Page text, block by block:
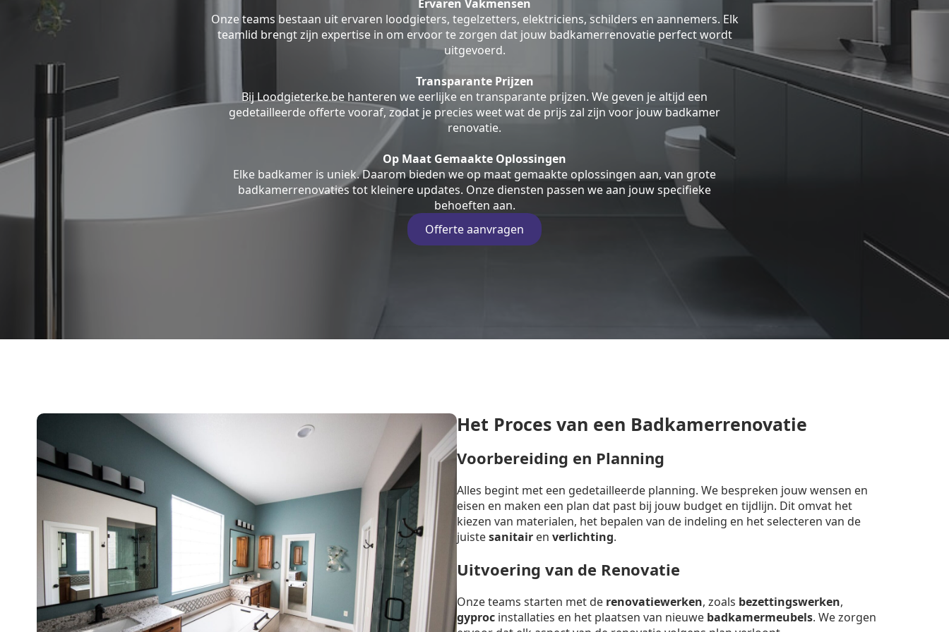
Ervaren Vakmensen
Onze teams bestaan uit ervaren loodgieters, tegelzetters, elektriciens, schilders en aannemers. Elk
teamlid brengt zijn expertise in om ervoor te zorgen dat jouw badkamerrenovatie perfect wordt
uitgevoerd.
Transparante Prijzen
Bij Loodgieterke.be hanteren we eerlijke en transparante prijzen. We geven je altijd een
gedetailleerde offerte vooraf, zodat je precies weet wat de prijs zal zijn voor jouw badkamer
renovatie.
Op Maat Gemaakte Oplossingen
Elke badkamer is uniek. Daarom bieden we op maat gemaakte oplossingen aan, van grote
badkamerrenovaties tot kleinere updates. Onze diensten passen we aan jouw specifieke
behoeften aan.
Offerte aanvragen
Het Proces van een Badkamerrenovatie
Voorbereiding en Planning
Alles begint met een gedetailleerde planning. We bespreken jouw wensen en
eisen en maken een plan dat past bij jouw budget en tijdlijn. Dit omvat het
kiezen van materialen, het bepalen van de indeling en het selecteren van de
juistesanitair en verlichting.
Uitvoering van de Renovatie
Onze teams starten met de renovatiewerken, zoals bezettingswerken,
gyproc installaties en het plaatsen van nieuwe badkamermeubels. We zorgen